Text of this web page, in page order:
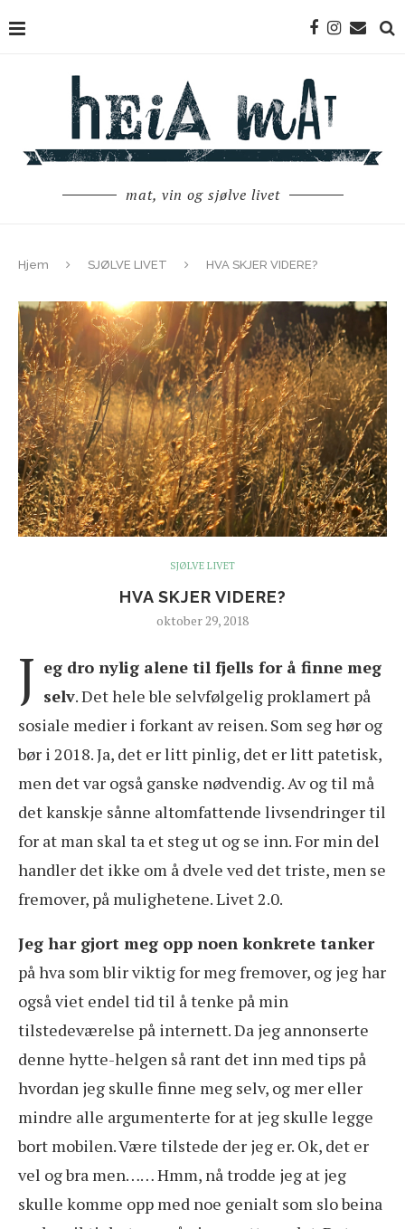
mat, vin og sjølve livet
Hjem SJØLVE LIVET HVA SKJER VIDERE?
SJØLVE LIVET
HVA SKJER VIDERE?
oktober 29, 2018
J eg dro nylig alene til fjells for å finne meg
selv. Det hele ble selvfølgelig proklamert på
sosiale medier i forkant av reisen. Som seg hør og
bør i 2018. Ja, det er litt pinlig, det er litt patetisk,
men det var også ganske nødvendig. Av og til må
det kanskje sånne altomfattende livsendringer til
for at man skal ta et steg ut og se inn. For min del
handler det ikke om å dvele ved det triste, men se
fremover, på mulighetene. Livet 2.0.
Jeg har gjort meg opp noen konkrete tanker
på hva som blir viktig for meg fremover, og jeg har
også viet endel tid til å tenke på min
tilstedeværelse på internett. Da jeg annonserte
denne hytte-helgen så rant det inn med tips på
hvordan jeg skulle finne meg selv, og mer eller
mindre alle argumenterte for at jeg skulle legge
bort mobilen. Være tilstede der jeg er. Ok, det er
vel og bra men…… Hmm, nå trodde jeg at jeg
skulle komme opp med noe genialt som slo beina